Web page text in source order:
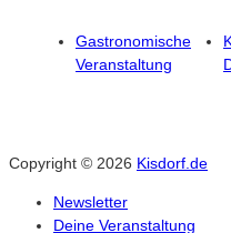
Gastronomische
Veranstaltung
Copyright © 2026 Kisdorf.de
Newsletter
Deine Veranstaltung